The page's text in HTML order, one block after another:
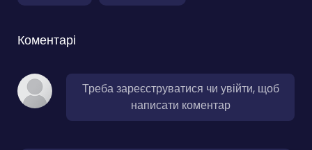
Коментарі
Треба зареєструватися чи увійти, щоб
написати коментар